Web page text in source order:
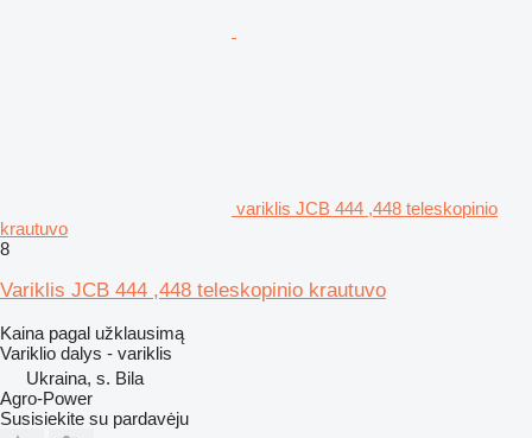
variklis JCB 444 ,448 teleskopinio
krautuvo
8
Variklis JCB 444 ,448 teleskopinio krautuvo
Kaina pagal užklausimą
Variklio dalys - variklis
Ukraina, s. Bila
Agro-Power
Susisiekite su pardavėju